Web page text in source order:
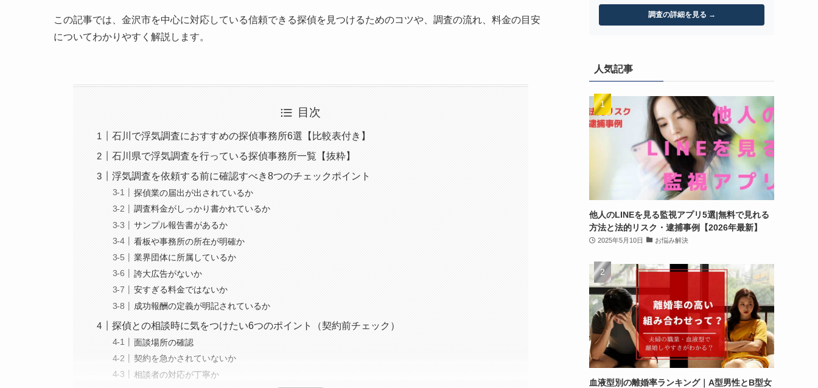
この記事では、金沢市を中心に対応している信頼できる探偵を見つけるためのコツや、調査の流れ、料金の目安
についてわかりやすく解説します。
目次
石川で浮気調査におすすめの探偵事務所6選【比較表付き】
石川県で浮気調査を行っている探偵事務所一覧【抜粋】
浮気調査を依頼する前に確認すべき8つのチェックポイント
探偵業の届出が出されているか
調査料金がしっかり書かれているか
サンプル報告書があるか
看板や事務所の所在が明確か
業界団体に所属しているか
誇大広告がないか
安すぎる料金ではないか
成功報酬の定義が明記されているか
探偵との相談時に気をつけたい6つのポイント（契約前チェック）
面談場所の確認
契約を急かされていないか
相談者の対応が丁寧か
調査の詳細を見る →
人気記事
他人のLINEを見る監視アプリ5選|無料で見れる
方法と法的リスク・逮捕事例【2026年最新】
2025年5月10日 お悩み解決
血液型別の離婚率ランキング｜A型男性とB型女